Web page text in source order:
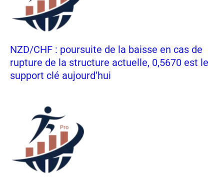
NZD/CHF : poursuite de la baisse en cas de
rupture de la structure actuelle, 0,5670 est le
support clé aujourd’hui